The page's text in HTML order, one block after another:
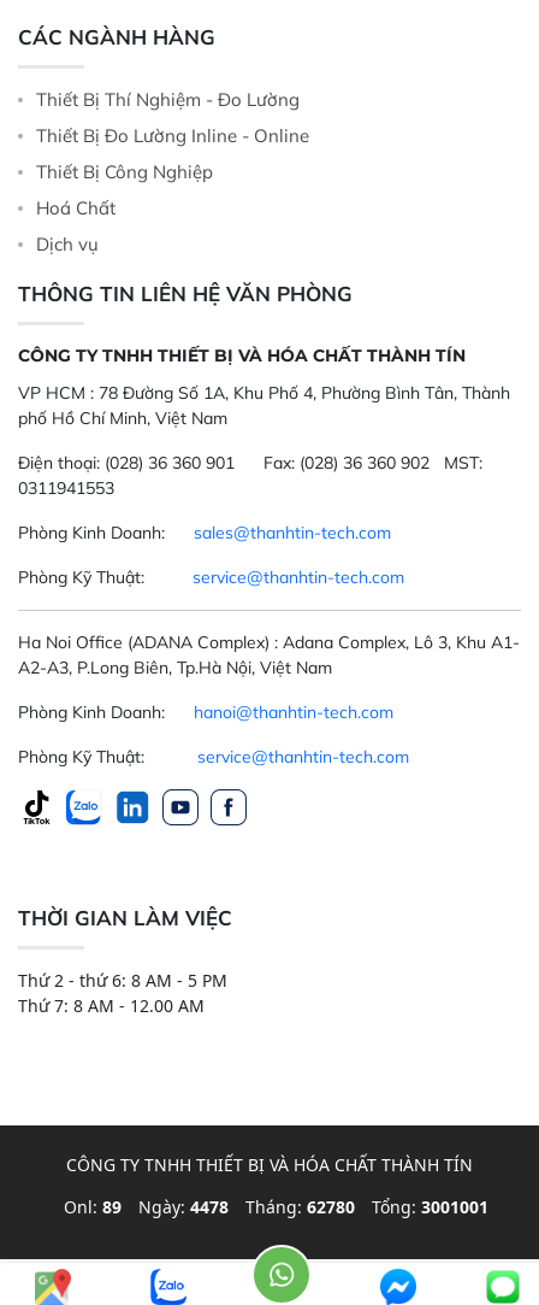
CÁC NGÀNH HÀNG
Thiết Bị Thí Nghiệm - Đo Lường
Thiết Bị Đo Lường Inline - Online
Thiết Bị Công Nghiệp
Hoá Chất
Dịch vụ
THÔNG TIN LIÊN HỆ VĂN PHÒNG
CÔNG TY TNHH THIẾT BỊ VÀ HÓA CHẤT THÀNH TÍN
VP HCM : 78 Đường Số 1A, Khu Phố 4, Phường Bình Tân, Thành
phố Hồ Chí Minh, Việt Nam
Điện thoại: (028) 36 360 901 Fax: (028) 36 360 902 MST:
0311941553
Phòng Kinh Doanh: sales@thanhtin-tech.com
Phòng Kỹ Thuật: service@thanhtin-tech.com
Ha Noi Office (ADANA Complex) : Adana Complex, Lô 3, Khu A1-
A2-A3, P.Long Biên, Tp.Hà Nội, Việt Nam
Phòng Kinh Doanh: hanoi@thanhtin-tech.com
Phòng Kỹ Thuật: service@thanhtin-tech.com
THỜI GIAN LÀM VIỆC
Thứ 2 - thứ 6: 8 AM - 5 PM
Thứ 7: 8 AM - 12.00 AM
CÔNG TY TNHH THIẾT BỊ VÀ HÓA CHẤT THÀNH TÍN
Onl: 89 Ngày: 4478 Tháng: 62780 Tổng: 3001001